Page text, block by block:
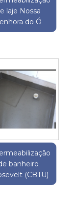
laje Nossa
do Ó
banheiro
(CBTU)